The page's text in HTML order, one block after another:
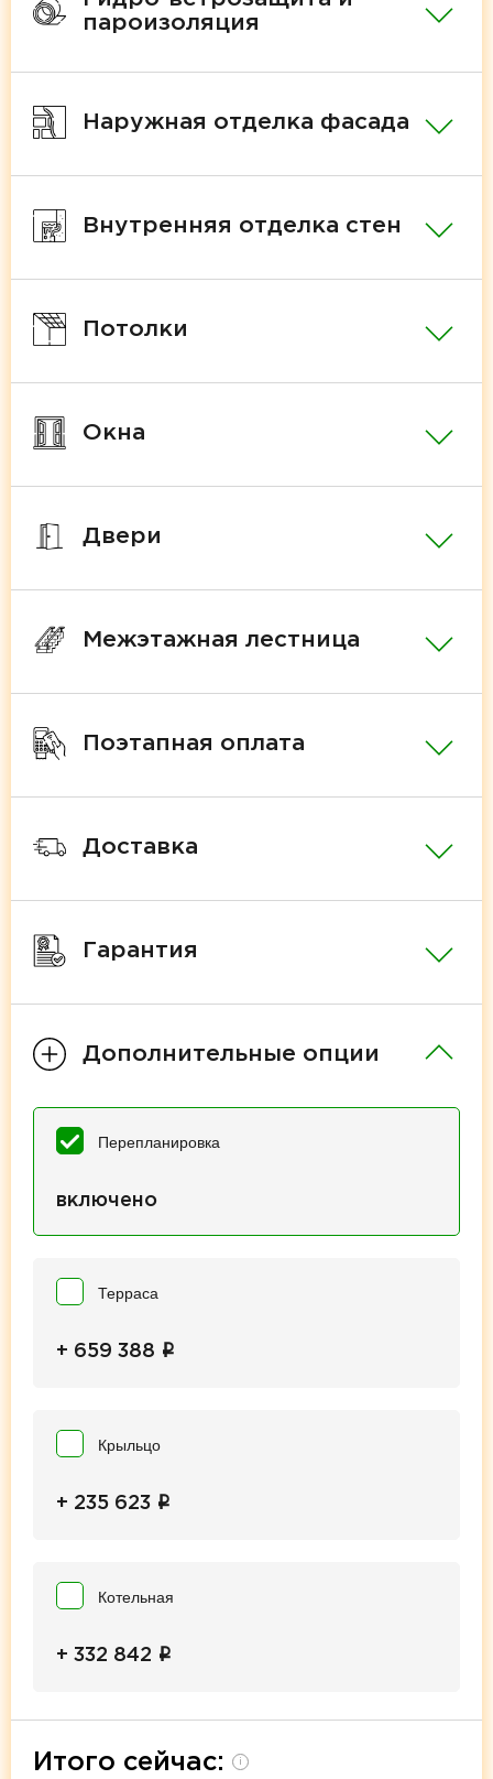
пароизоляция
Наружная отделка фасада
Внутренняя отделка стен
Потолки
Окна
Двери
Межэтажная лестница
Поэтапная оплата
Доставка
Гарантия
Дополнительные опции
Перепланировка
включено
Терраса
+ 659 388 i
Крыльцо
+ 235 623 i
Котельная
+ 332 842 i
Итого сейчас: i